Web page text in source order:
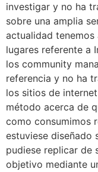
investigar y no ha
sobre una amplia
actualidad
lugares referente a
los community
referencia y no ha
los sitios de
método acerca de
como consumimos
estuviese diseñado
pudiese replicar de
objetivo mediante